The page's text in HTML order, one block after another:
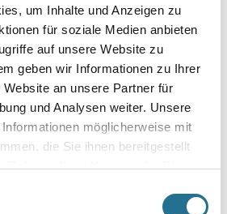
um Inhalte und Anzeigen zu
für soziale Medien anbieten
auf unsere Website zu
geben wir Informationen zu Ihrer
an unsere Partner für
und Analysen weiter. Unsere
möglicherweise mit
die Sie ihnen bereitgestellt
Rahmen Ihrer Nutzung der Dienste